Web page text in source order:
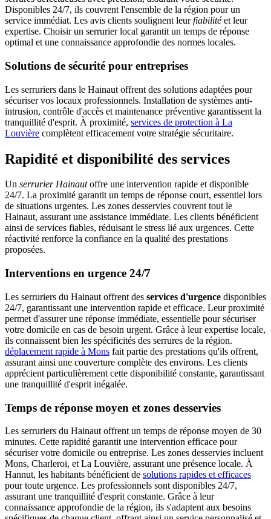
Disponibles 24/7, ils couvrent l'ensemble de la région pour un
service immédiat. Les avis clients soulignent leurfiabilitéet leur
expertise. Choisir un serrurier local garantit un temps de réponse
optimal et une connaissance approfondie des normes locales.
Solutions de sécurité pour entreprises
Les serruriers dans le Hainaut offrent des solutions adaptées pour
sécuriser vos locaux professionnels. Installation de systèmes anti-
intrusion, contrôle d'accès et maintenance préventive garantissent la
tranquillité d'esprit. À proximité, services de protection à La
Louvière complètent efficacement votre stratégie sécuritaire.
Rapidité et disponibilité des services
Un serrurier Hainautoffre une intervention rapide et disponible
24/7. La proximité garantit un temps de réponse court, essentiel lors
de situations urgentes. Les zones desservies couvrent tout le
Hainaut, assurant une assistance immédiate. Les clients bénéficient
ainsi de services fiables, réduisant le stress lié aux urgences. Cette
réactivité renforce la confiance en la qualité des prestations
proposées.
Interventions en urgence 24/7
Les serruriers du Hainaut offrent des services d'urgence disponibles
24/7, garantissant une intervention rapide et efficace. Leur proximité
permet d'assurer une réponse immédiate, essentielle pour sécuriser
votre domicile en cas de besoin urgent. Grâce à leur expertise locale,
ils connaissent bien les spécificités des serrures de la région.
déplacement rapide à Mons fait partie des prestations qu'ils offrent,
assurant ainsi une couverture complète des environs. Les clients
apprécient particulièrement cette disponibilité constante, garantissant
une tranquillité d'esprit inégalée.
Temps de réponse moyen et zones desservies
Les serruriers du Hainaut offrent un temps de réponse moyen de 30
minutes. Cette rapidité garantit une intervention efficace pour
sécuriser votre domicile ou entreprise. Les zones desservies incluent
Mons, Charleroi, et La Louvière, assurant une présence locale. À
Hannut, les habitants bénéficient de solutions rapides et efficaces
pour toute urgence. Les professionnels sont disponibles 24/7,
assurant une tranquillité d'esprit constante. Grâce à leur
connaissance approfondie de la région, ils s'adaptent aux besoins